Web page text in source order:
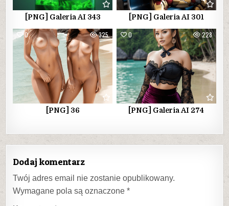
[PNG] Galeria AI 343 [PNG] Galeria AI 301
0 325
[PNG] 36
0 228
[PNG] Galeria AI 274
Dodaj komentarz
Twój adres email nie zostanie opublikowany.
Wymagane pola są oznaczone*